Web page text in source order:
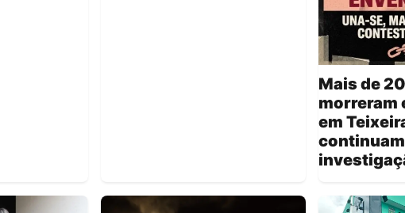
Mais de
morreram
em